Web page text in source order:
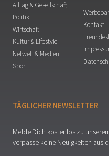
Alltag & Gesellschaft
Politik
Wirtschaft
Kultur & Lifestyle
Netwelt & Medien
Sport
Kontakt
TÄGLICHER NEWSLETTER
Melde Dich kostenlos zu
verpasse keine Neuigkeiten aus